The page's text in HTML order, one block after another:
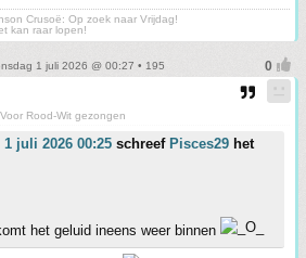
Crusoë: Op zoek naar Vrijdag!
kan raar lopen!
1 juli 2026 @ 00:27 • 195
Voor Rood-Wit gezongen
juli 2026 00:25 schreef Pisces29 het
het geluid ineens weer binnen